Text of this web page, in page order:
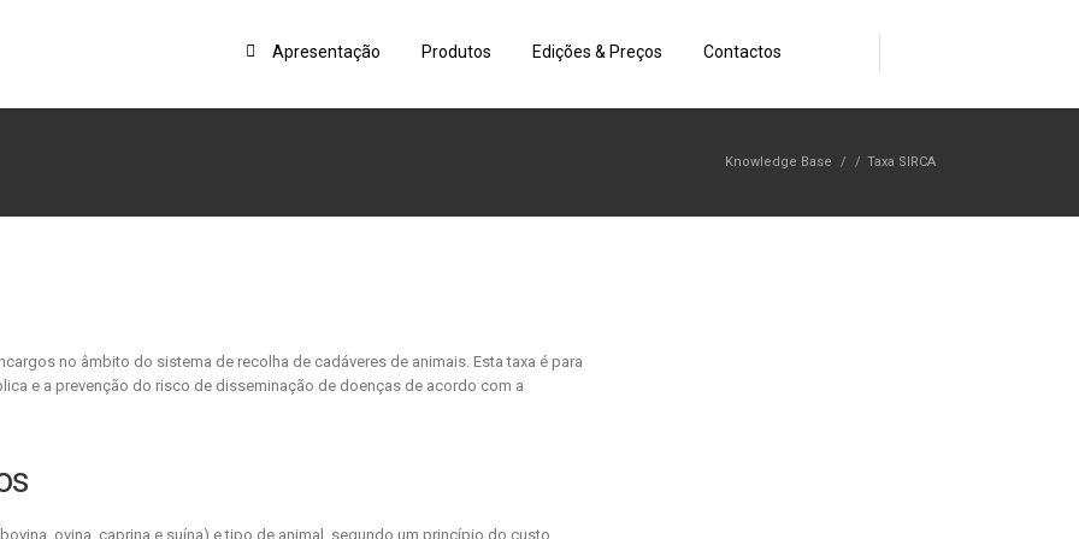
Apresentação Produtos Edições & Preços Contactos
Knowledge Base / / Taxa SIRCA
no âmbito do sistema de recolha de cadáveres de animais. Esta taxa é para
e a prevenção do risco de disseminação de doenças de acordo com a
ovina, caprina e suína) e tipo de animal, segundo um princípio do custo